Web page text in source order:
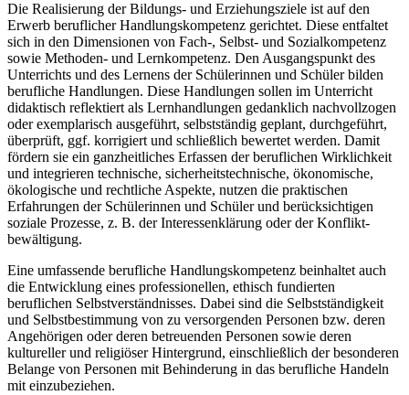
Die Realisierung der Bildungs- und Erziehungsziele ist auf den
Erwerb beruflicher Hand­lungskompetenz gerichtet. Diese entfaltet
sich in den Dimensionen von Fach-, Selbst- und Sozialkompetenz
sowie Methoden- und Lernkompetenz. Den Aus­gangspunkt des
Unterrichts und des Lernens der Schülerinnen und Schüler bilden
berufliche Hand­lungen. Diese Handlungen sollen im Unterricht
didaktisch reflektiert als Lernhandlungen gedanklich nachvollzogen
oder exemplarisch ausgeführt, selbstständig geplant, durchgeführt,
überprüft, ggf. korrigiert und schließlich bewertet werden. Damit
fördern sie ein ganzheitliches Erfassen der beruflichen Wirklichkeit
und integrieren technische, sicherheitstechnische, ökonomische,
ökologische und rechtliche Aspekte, nutzen die praktischen
Erfahrungen der Schülerinnen und Schüler und berücksichtigen
soziale Prozesse, z. B. der Interessenklärung oder der Konflikt­
bewältigung.
Eine umfassende berufliche Handlungskompetenz beinhaltet auch
die Entwicklung eines professionellen, ethisch fundierten
beruflichen Selbstverständnisses. Dabei sind die Selbstständigkeit
und Selbstbestimmung von zu versorgenden Personen bzw. deren
Angehörigen oder deren betreuenden Personen sowie deren
kultureller und religiöser Hintergrund, einschließlich der besonderen
Belange von Personen mit Behinderung in das berufliche Handeln
mit einzubeziehen.